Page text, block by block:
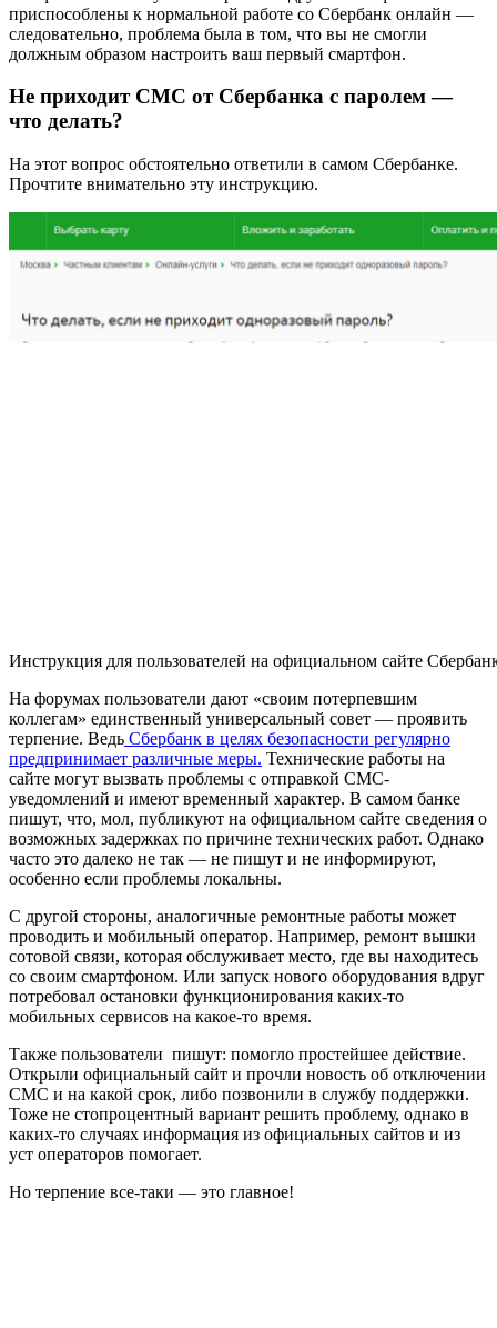
приспособлены к нормальной работе со Сбербанк онлайн —
следовательно, проблема была в том, что вы не смогли
должным образом настроить ваш первый смартфон.
Не приходит СМС от Сбербанка с паролем —
что делать?
На этот вопрос обстоятельно ответили в самом Сбербанке.
Прочтите внимательно эту инструкцию.
Инструкция для пользователей на официальном сайте
На форумах пользователи дают «своим потерпевшим
коллегам» единственный универсальный совет — проявить
терпение. Ведь Сбербанк в целях безопасности регулярно
предпринимает различные меры. Технические работы на
сайте могут вызвать проблемы с отправкой СМС-
уведомлений и имеют временный характер. В самом банке
пишут, что, мол, публикуют на официальном сайте сведения о
возможных задержках по причине технических работ. Однако
часто это далеко не так — не пишут и не информируют,
особенно если проблемы локальны.
С другой стороны, аналогичные ремонтные работы может
проводить и мобильный оператор. Например, ремонт вышки
сотовой связи, которая обслуживает место, где вы находитесь
со своим смартфоном. Или запуск нового оборудования вдруг
потребовал остановки функционирования каких-то
мобильных сервисов на какое-то время.
Также пользователи пишут: помогло простейшее действие.
Открыли официальный сайт и прочли новость об отключении
СМС и на какой срок, либо позвонили в службу поддержки.
Тоже не стопроцентный вариант решить проблему, однако в
каких-то случаях информация из официальных сайтов и из
уст операторов помогает.
Но терпение все-таки — это главное!